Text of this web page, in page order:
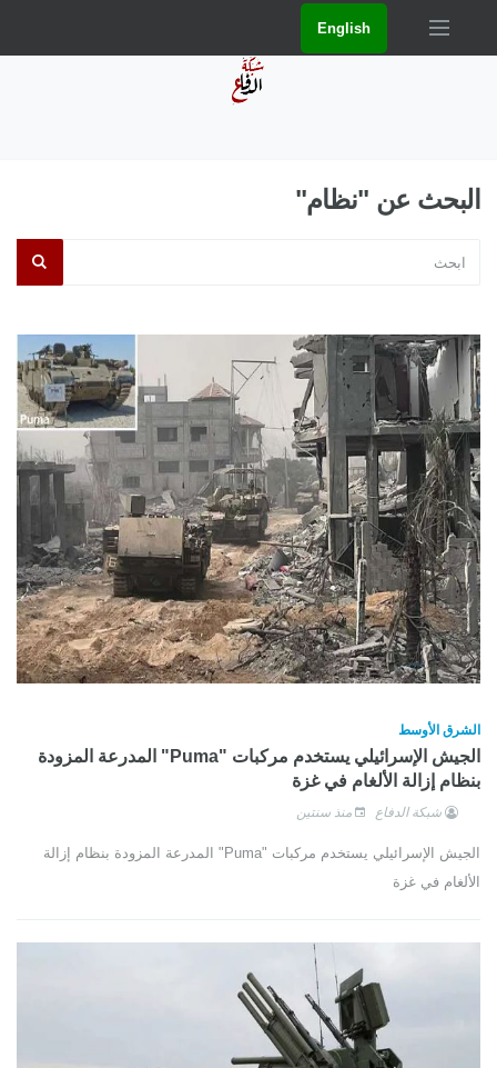
English
البحث عن "نظام"
الشرق الأوسط
الجيش الإسرائيلي يستخدم مركبات "Puma" المدرعة المزودة
بنظام إزالة الألغام في غزة
شبكة الدفاع منذ سنتين
الجيش الإسرائيلي يستخدم مركبات "Puma" المدرعة المزودة بنظام إزالة
الألغام في غزة